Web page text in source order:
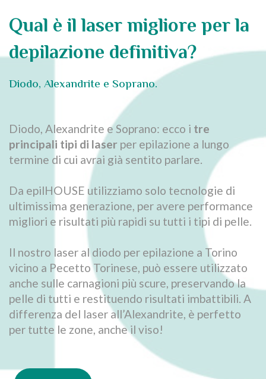
Qual è il laser migliore per la
depilazione definitiva?
Diodo, Alexandrite e Soprano.
Diodo, Alexandrite e Soprano: ecco i tre
principali tipi di laser per epilazione a lungo
termine di cui avrai già sentito parlare.
Da epilHOUSE utilizziamo solo tecnologie di
ultimissima generazione, per avere performance
migliori e risultati più rapidi su tutti i tipi di pelle.
Il nostro laser al diodo per epilazione a Torino
vicino a Pecetto Torinese, può essere utilizzato
anche sulle carnagioni più scure, preservando la
pelle di tutti e restituendo risultati imbattibili. A
differenza del laser all’Alexandrite, è perfetto
per tutte le zone, anche il viso!